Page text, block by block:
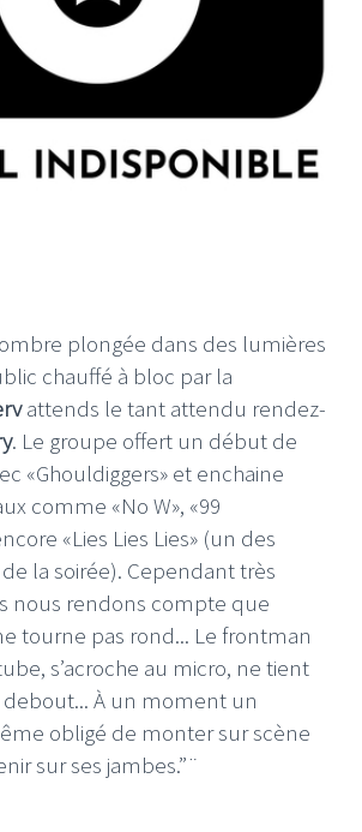
plongée dans des lumières
chauffé à bloc par la
attends le tant attendu rendez-
. Le groupe offert un début de
«Ghouldiggers» et enchaine
comme «No W», «99
«Lies Lies Lies» (un des
la soirée). Cependant très
nous rendons compte que
tourne pas rond... Le frontman
s’acroche au micro, ne tient
À un moment un
obligé de monter sur scène
sur ses jambes.”¨